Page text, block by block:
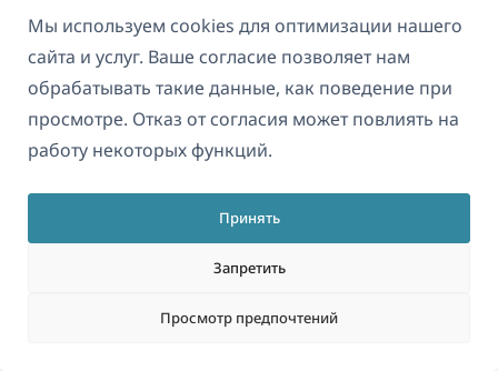
Мы используем cookies для оптимизации нашего
сайта и услуг. Ваше согласие позволяет нам
обрабатывать такие данные, как поведение при
просмотре. Отказ от согласия может повлиять на
работу некоторых функций.
Принять
Запретить
Просмотр предпочтений
© 2026OnTheGoSystems Limited
GDPR и политика конфиденциальности
Присоединяйтесь к нашей команде
в
новом
(открывается
в
новом
(открывается
в
новом
(открывается
в